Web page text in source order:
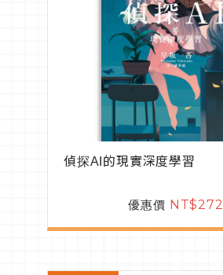
偵探AI的現實深度學習
優惠價 NT$272